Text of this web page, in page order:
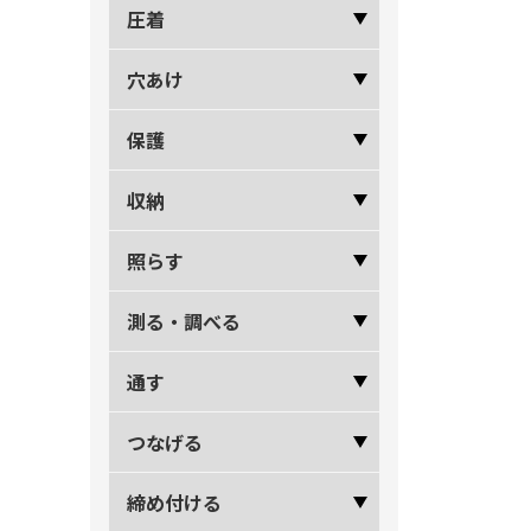
圧着
穴あけ
保護
収納
照らす
測る・調べる
通す
つなげる
締め付ける